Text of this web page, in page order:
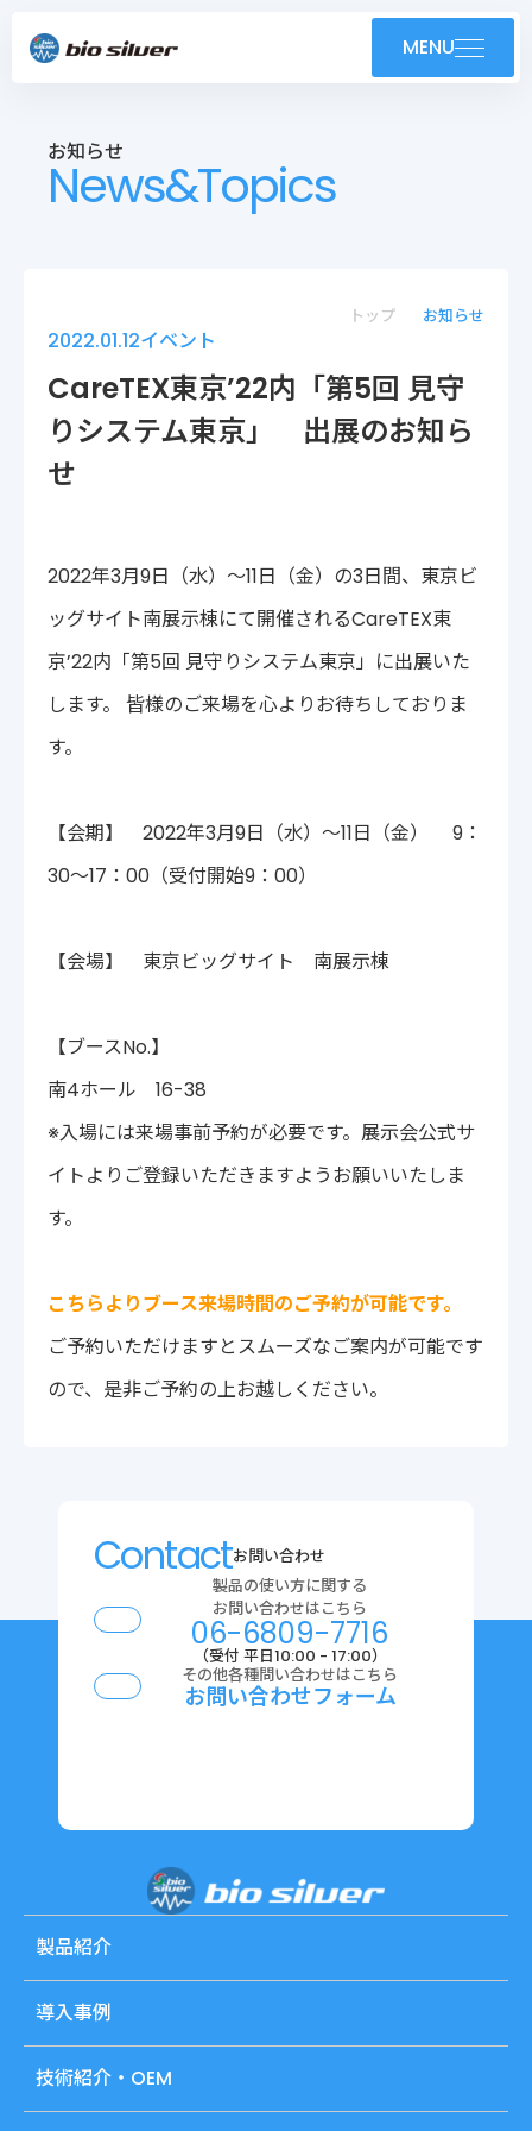
MENU
製品紹介
技術紹介・OEM
会社案内
採用情報
神奈川県横浜市港北区新横浜2-14-4 シルバービル1F
プライバシーポリシー
免責事項
各種サービス利用規約
お知らせ
News&Topics
トップ お知らせ
2022.01.12イベント
CareTEX東京’22内「第5回 見守
りシステム東京」 出展のお知ら
せ
2022年3月9日（水）～11日（金）の3日間、東京ビ
ッグサイト南展示棟にて開催されるCareTEX東
京’22内「第5回 見守りシステム東京」に出展いた
します。 皆様のご来場を心よりお待ちしておりま
す。
【会期】 2022年3月9日（水）～11日（金） 9：
30～17：00（受付開始9：00）
【会場】 東京ビッグサイト 南展示棟
【ブースNo.】
南4ホール 16-38
※入場には来場事前予約が必要です。展示会公式サ
イトよりご登録いただきますようお願いいたしま
す。
こちらよりブース来場時間のご予約が可能です。
ご予約いただけますとスムーズなご案内が可能です
ので、是非ご予約の上お越しください。
Contactお問い合わせ
製品の使い方に関する
お問い合わせはこちら
06-6809-7716
（受付 平日10:00 - 17:00）
その他各種問い合わせはこちら
お問い合わせフォーム
製品紹介
導入事例
技術紹介・OEM